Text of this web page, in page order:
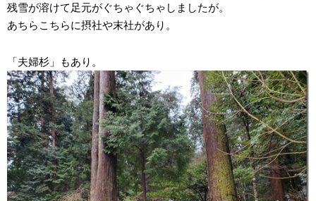
残雪が溶けて足元がぐちゃぐちゃしましたが。
あちらこちらに摂社や末社があり。
「夫婦杉」もあり。